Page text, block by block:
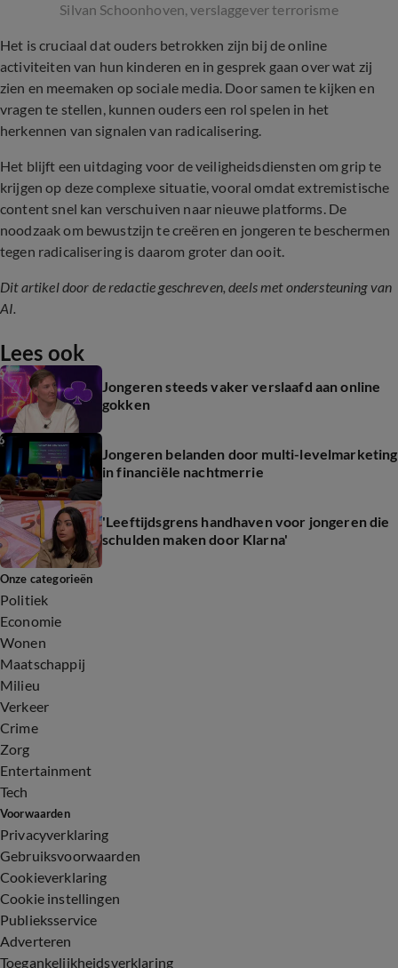
Silvan Schoonhoven, verslaggever terrorisme
Het is cruciaal dat ouders betrokken zijn bij de online
activiteiten van hun kinderen en in gesprek gaan over wat zij
zien en meemaken op sociale media. Door samen te kijken en
vragen te stellen, kunnen ouders een rol spelen in het
herkennen van signalen van radicalisering.
Het blijft een uitdaging voor de veiligheidsdiensten om grip te
krijgen op deze complexe situatie, vooral omdat extremistische
content snel kan verschuiven naar nieuwe platforms. De
noodzaak om bewustzijn te creëren en jongeren te beschermen
tegen radicalisering is daarom groter dan ooit.
Dit artikel door de redactie geschreven, deels met ondersteuning van
AI.
Lees ook
Jongeren steeds vaker verslaafd aan online
gokken
Jongeren belanden door multi-levelmarketing
in financiële nachtmerrie
'Leeftijdsgrens handhaven voor jongeren die
schulden maken door Klarna'
Onze categorieën
Politiek
Economie
Wonen
Maatschappij
Milieu
Verkeer
Crime
Zorg
Entertainment
Tech
Voorwaarden
Privacyverklaring
Gebruiksvoorwaarden
Cookieverklaring
Cookie instellingen
Publieksservice
Adverteren
Toegankelijkheidsverklaring